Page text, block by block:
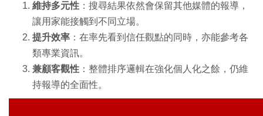
維持多元性 ：搜尋結果依然會保留其他媒體的報導，
讓用家能接觸到不同立場。
提升效率 ：在率先看到信任觀點的同時，亦能參考各
類專業資訊。
兼顧客觀性 ：整體排序邏輯在強化個人化之餘，仍維
持報導的全面性。